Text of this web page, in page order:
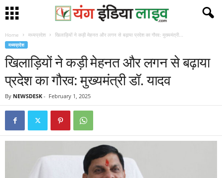
Home मध्यप्रदेश खिलाड़ियों ने कड़ी मेहनत और लगन से बढ़ाया प्रदेश का गौरव: मुख्यमंत्री...
मध्यप्रदेश
खिलाड़ियों ने कड़ी मेहनत और लगन से बढ़ाया
प्रदेश का गौरव: मुख्यमंत्री डॉ. यादव
By NEWSDESK - February 1, 2025